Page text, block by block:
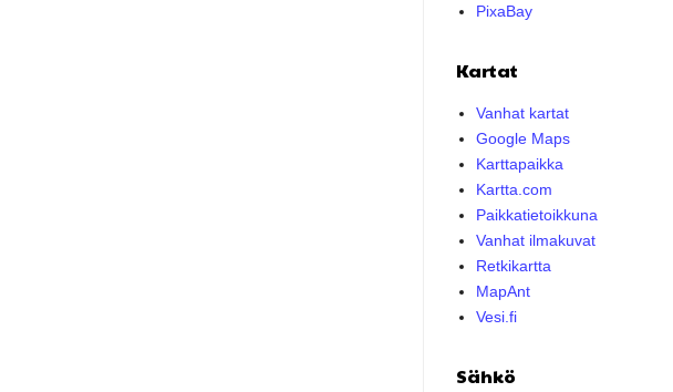
PixaBay
Kartat
Vanhat kartat
Google Maps
Karttapaikka
Kartta.com
Paikkatietoikkuna
Vanhat ilmakuvat
Retkikartta
MapAnt
Vesi.fi
Sähkö